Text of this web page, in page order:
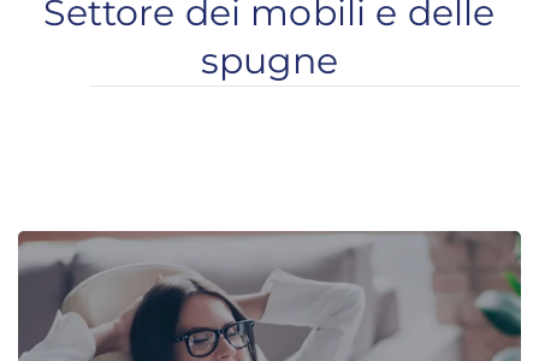
Settore dei mobili e delle
spugne